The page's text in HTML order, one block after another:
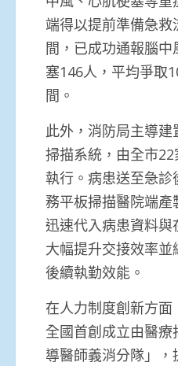
端得以提前準備急
間，已成功通報腦
塞146人，平均爭取
間。
此外，消防局主導
掃描系統，由全市
執行。病患送至急
務平板掃描醫院端產
迅速代入病患資料與
大幅提升交接效率
後續執勤效能。
在人力制度創新方面
全國首創成立由醫
導醫師義消分隊」